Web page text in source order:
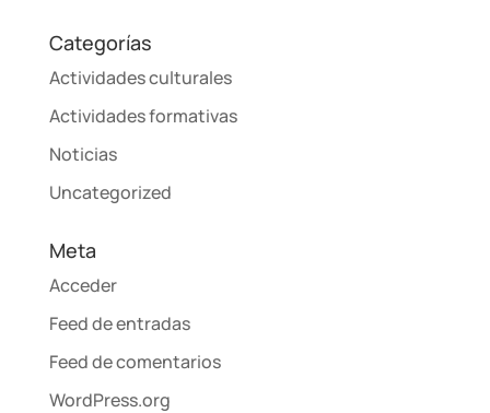
Categorías
Actividades culturales
Actividades formativas
Noticias
Uncategorized
Meta
Acceder
Feed de entradas
Feed de comentarios
WordPress.org